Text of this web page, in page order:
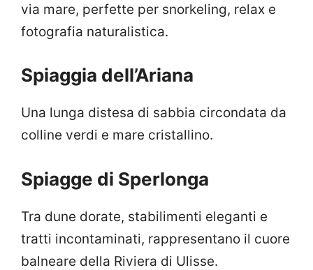
via mare, perfette per snorkeling, relax e
fotografia naturalistica.
Spiaggia dell’Ariana
Una lunga distesa di sabbia circondata da
colline verdi e mare cristallino.
Spiagge di Sperlonga
Tra dune dorate, stabilimenti eleganti e
tratti incontaminati, rappresentano il cuore
balneare della Riviera di Ulisse.